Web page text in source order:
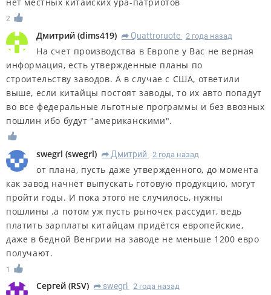
2
Дмитрий (dims419) R Quattroruote 2 года назад
На счет производства в Европе у Вас не верная
информация, есть утвержденные планы по
строительству заводов. А в случае с США, ответили
выше, если китайцы постоят заводы, то их авто попадут
во все федеральные льготные программы и без ввозных
пошлин ибо будут "американскими".
swegrl (swegrl) R Дмитрий 2 года назад
от плана, пусть даже утверждённого, до момента
как завод начнёт выпускать готовую продукцию, могут
пройти годы. И пока этого не случилось, нужны
пошлины .а потом уж пусть рыночек рассудит, ведь
платить зарплаты китайцам придётся европейские,
даже в бедной Венгрии на заводе не меньше 1200 евро
получают.
1
Сергей (RSV) R swegrl 2 года назад